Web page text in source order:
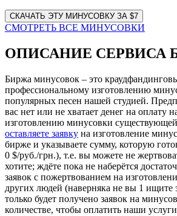
Website
URL
СМОТРЕТЬ ВСЕ МИНУСОВКИ
ОПИСАНИЕ СЕРВИСА
Биржа минусовок – это
профессиональному изготовлению
популярных песен нашей студией.
вас нет или не хватает денег на оплату
изготовлению минусовки
оставляете заявку на изготовление
бирже и указываете сумму, которую
0 $/руб./грн.), т.е. вы можете не
хотите; ждёте пока не наберётся
заявок с пожертвованием на
других людей (наверняка не вы 1 ищите
только будет получено заявок на
количестве, чтобы оплатить наши